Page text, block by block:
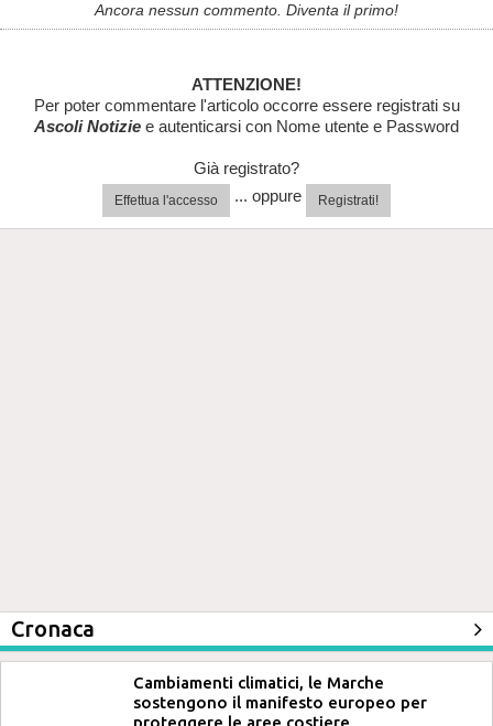
Ancora nessun commento. Diventa il primo!
ATTENZIONE!
Per poter commentare l'articolo occorre essere registrati su
Ascoli Notizie e autenticarsi con Nome utente e Password
Già registrato?
Effettua l'accesso ... oppure Registrati!
Cronaca
Cambiamenti climatici, le Marche
sostengono il manifesto europeo per
proteggere le aree costiere